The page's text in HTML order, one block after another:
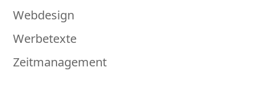
Webdesign
Werbetexte
Zeitmanagement